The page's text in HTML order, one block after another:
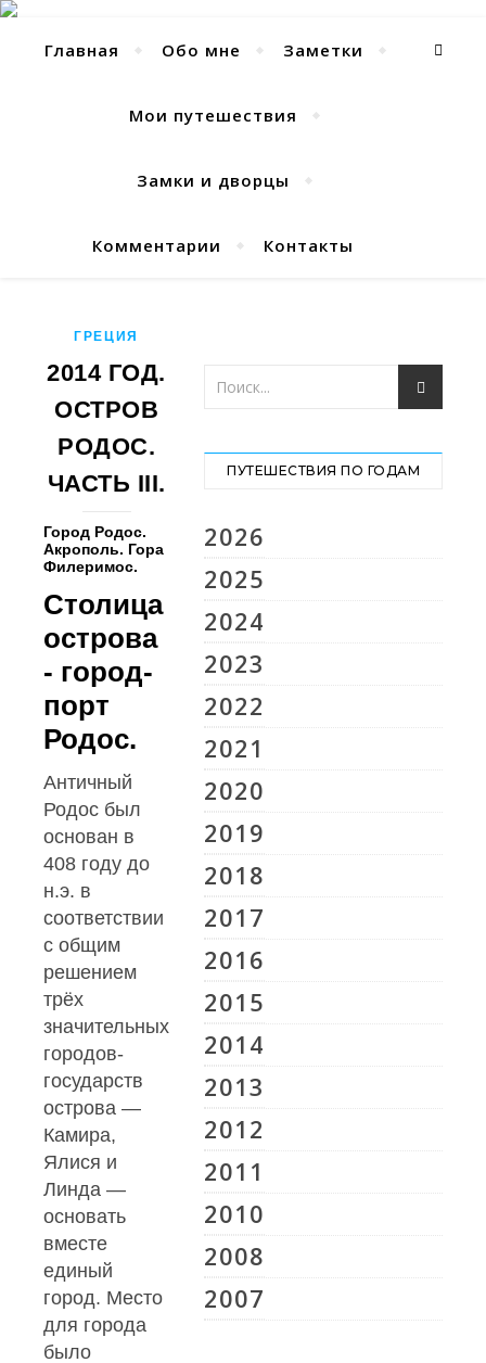
Главная Обо мне Заметки
Мои путешествия
Замки и дворцы
Комментарии Контакты
ГРЕЦИЯ
2014 ГОД.
ОСТРОВ
РОДОС.
ЧАСТЬ III.
Город Родос.
Акрополь. Гора
Филеримос.
Столица
острова
- город-
порт
Родос.
Античный
Родос был
основан в
408 году до
н.э. в
соответствии
с общим
решением
трёх
значительных
городов-
государств
острова —
Камира,
Ялися и
Линда —
основать
вместе
единый
город. Место
для города
было
ПУТЕШЕСТВИЯ ПО ГОДАМ
2026
2025
2024
2023
2022
2021
2020
2019
2018
2017
2016
2015
2014
2013
2012
2011
2010
2008
2007